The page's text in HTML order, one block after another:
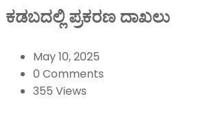
ಕಡಬದಲ್ಲಿ ಪ್ರಕರಣ ದಾಖಲು
May 10, 2025
0 Comments
355 Views